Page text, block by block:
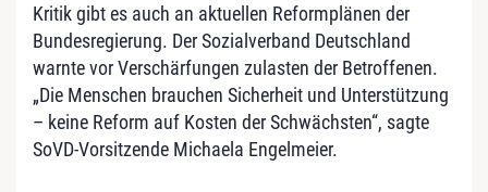
Kritik gibt es auch an aktuellen Reformplänen der
Bundesregierung. Der Sozialverband Deutschland
warnte vor Verschärfungen zulasten der Betroffenen.
„Die Menschen brauchen Sicherheit und Unterstützung
– keine Reform auf Kosten der Schwächsten“, sagte
SoVD-Vorsitzende Michaela Engelmeier.